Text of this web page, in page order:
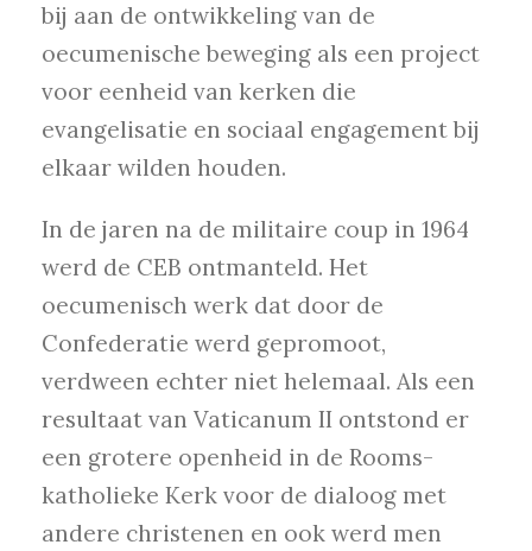
bij aan de ontwikkeling van de
oecumenische beweging als een project
voor eenheid van kerken die
evangelisatie en sociaal engagement bij
elkaar wilden houden.
In de jaren na de militaire coup in 1964
werd de CEB ontmanteld. Het
oecumenisch werk dat door de
Confederatie werd gepromoot,
verdween echter niet helemaal. Als een
resultaat van Vaticanum II ontstond er
een grotere openheid in de Rooms-
katholieke Kerk voor de dialoog met
andere christenen en ook werd men